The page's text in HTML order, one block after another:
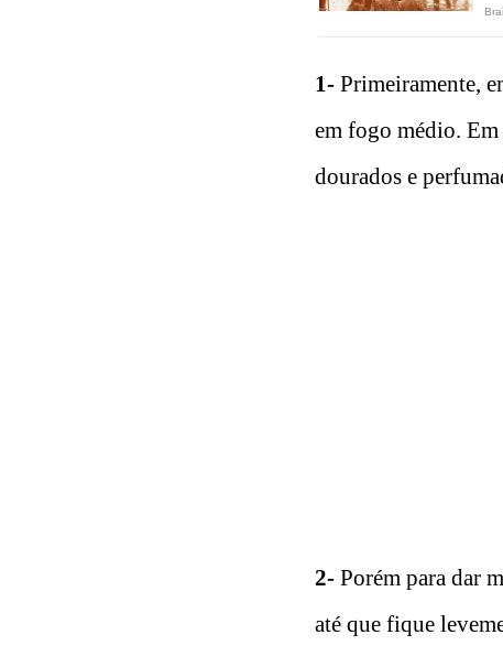
1- Primeiramente,
em fogo médio. Em
dourados e
2- Porém para dar
até que fique